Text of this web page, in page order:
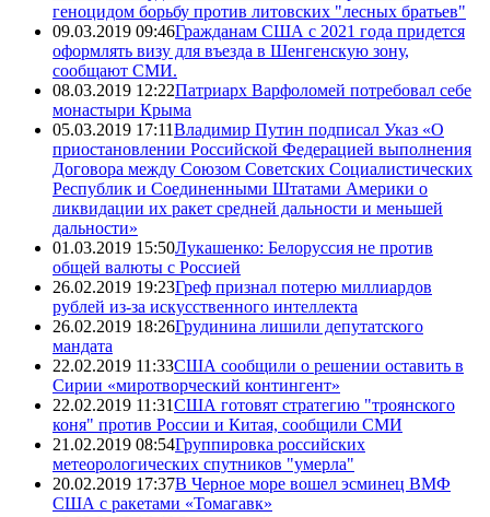
геноцидом борьбу против литовских "лесных братьев"
09.03.2019 09:46Гражданам США с 2021 года придется
оформлять визу для въезда в Шенгенскую зону,
сообщают СМИ.
08.03.2019 12:22Патриарх Варфоломей потребовал себе
монастыри Крыма
05.03.2019 17:11Владимир Путин подписал Указ «О
приостановлении Российской Федерацией выполнения
Договора между Союзом Советских Социалистических
Республик и Соединенными Штатами Америки о
ликвидации их ракет средней дальности и меньшей
дальности»
01.03.2019 15:50Лукашенко: Белоруссия не против
общей валюты с Россией
26.02.2019 19:23Греф признал потерю миллиардов
рублей из-за искусственного интеллекта
26.02.2019 18:26Грудинина лишили депутатского
мандата
22.02.2019 11:33США сообщили о решении оставить в
Сирии «миротворческий контингент»
22.02.2019 11:31США готовят стратегию "троянского
коня" против России и Китая, сообщили СМИ
21.02.2019 08:54Группировка российских
метеорологических спутников "умерла"
20.02.2019 17:37В Черное море вошел эсминец ВМФ
США с ракетами «Томагавк»